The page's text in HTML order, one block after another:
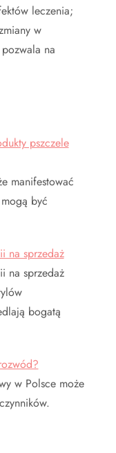
leczenia;
w
na
pszczele
manifestować
być
na sprzedaż
na sprzedaż
bogatą
w Polsce może